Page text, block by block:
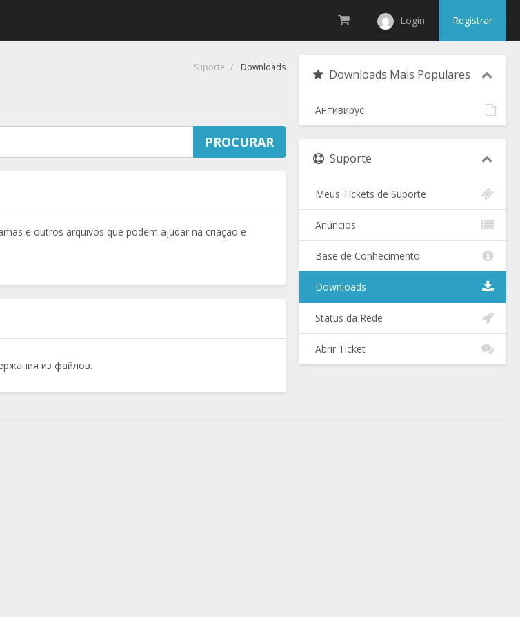
Login Registrar
Suporte Downloads
e outros arquivos que podem ajudar na criação e
из файлов.
Downloads Mais Populares
Антивирус
Suporte
Meus Tickets de Suporte
Anúncios
Base de Conhecimento
Downloads
Status da Rede
Abrir Ticket